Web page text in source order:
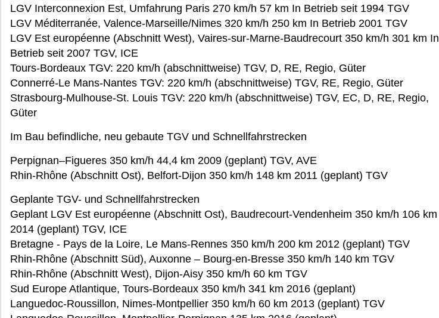
LGV Interconnexion Est, Umfahrung Paris 270 km/h 57 km In Betrieb seit 1994 TGV
LGV Méditerranée, Valence-Marseille/Nimes 320 km/h 250 km In Betrieb 2001 TGV
LGV Est européenne (Abschnitt West), Vaires-sur-Marne-Baudrecourt 350 km/h 301 km In
Betrieb seit 2007 TGV, ICE
Tours-Bordeaux TGV: 220 km/h (abschnittweise) TGV, D, RE, Regio, Güter
Connerré-Le Mans-Nantes TGV: 220 km/h (abschnittweise) TGV, RE, Regio, Güter
Strasbourg-Mulhouse-St. Louis TGV: 220 km/h (abschnittweise) TGV, EC, D, RE, Regio,
Güter
Im Bau befindliche, neu gebaute TGV und Schnellfahrstrecken
Perpignan–Figueres 350 km/h 44,4 km 2009 (geplant) TGV, AVE
Rhin-Rhône (Abschnitt Ost), Belfort-Dijon 350 km/h 148 km 2011 (geplant) TGV
Geplante TGV- und Schnellfahrstrecken
Geplant LGV Est européenne (Abschnitt Ost), Baudrecourt-Vendenheim 350 km/h 106 km
2014 (geplant) TGV, ICE
Bretagne - Pays de la Loire, Le Mans-Rennes 350 km/h 200 km 2012 (geplant) TGV
Rhin-Rhône (Abschnitt Süd), Auxonne – Bourg-en-Bresse 350 km/h 140 km TGV
Rhin-Rhône (Abschnitt West), Dijon-Aisy 350 km/h 60 km TGV
Sud Europe Atlantique, Tours-Bordeaux 350 km/h 341 km 2016 (geplant)
Languedoc-Roussillon, Nimes-Montpellier 350 km/h 60 km 2013 (geplant) TGV